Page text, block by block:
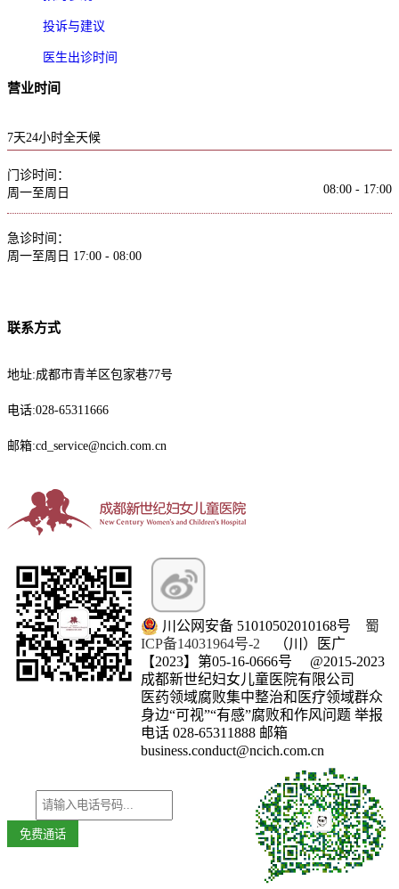
投诉与建议
医生出诊时间
营业时间
7天24小时全天候
门诊时间：
周一至周日
08:00 - 17:00
急诊时间：
周一至周日 17:00 - 08:00
联系方式
地址:成都市青羊区包家巷77号
电话:028-65311666
邮箱:cd_service@ncich.com.cn
川公网安备 51010502010168号 蜀
ICP备14031964号-2 （川）医广
【2023】第05-16-0666号 @2015-2023
成都新世纪妇女儿童医院有限公司
医药领域腐败集中整治和医疗领域群众
身边“可视”“有感”腐败和作风问题 举报
电话 028-65311888 邮箱
business.conduct@ncich.com.cn